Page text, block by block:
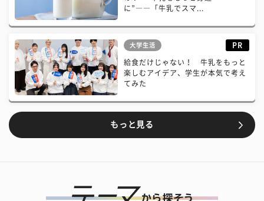
に”――「牛乳でスマ...
大学生活 PR
給食だけじゃない！ 牛乳をもっと
楽しむアイデア、学生が本気で考え
てみた
もっと見る